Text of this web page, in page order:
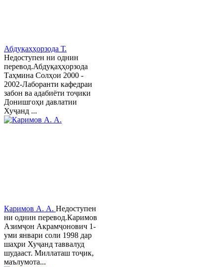
Абдуқаҳҳорзода Т.
Недоступен ни однин
перевод.Абдуқаҳҳорзода
Таҳмина Солҳои 2000 -
2002-Лаборанти кафедраи
забон ва адабиёти тоҷики
Донишгоҳи давлатии
Хуҷанд ...
Каримов А. А. Недоступен
ни однин перевод.Каримов
Азимҷон Акрамҷонович 1-
уми январи соли 1998 дар
шаҳри Хуҷанд таввалуд
шудааст. Миллаташ тоҷик,
маълумота...